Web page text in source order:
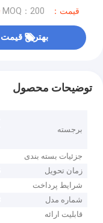
قیمت：negotiable MOQ：200 قطعه
بهترین قیمت
توضیحات محصول
برجسته
جزئیات بسته بندی
زمان تحویل
شرایط پرداخت
شماره مدل
قابلیت ارائه